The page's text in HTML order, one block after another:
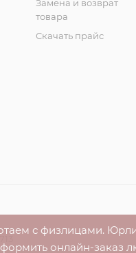
Замена и возврат
товара
Скачать прайс
с физлицами.
онлайн-заказ